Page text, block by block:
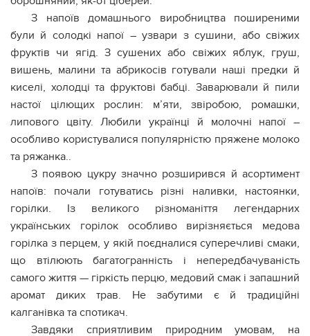
З напоїв домашнього виробництва поширеними
були й солодкі напої – узвари з сушини, або свіжих
фруктів чи ягід. З сушених або свіжих яблук, груш,
вишень, малини та абрикосів готували наші предки й
киселі, холодці та фруктові бабці. Заварювали й пили
настої цілющих рослин: м’яти, звіробою, ромашки,
липового цвіту. Любили українці й молочні напої –
особливо користувалися популярністю пряжене молоко
та ряжанка..
З появою цукру значно розширився й асортимент
напоїв: почали готуватись різні наливки, настоянки,
горілки. Із великого різноманіття легендарних
українських горілок особливо вирізняється медова
горілка з перцем, у якій поєдналися суперечливі смаки,
що втілюють багатогранність і непередбачуваність
самого життя — гіркість перцю, медовий смак і запашний
аромат диких трав. Не забутими є й традиційні
калганівка та спотикач.
Завдяки сприятливим природним умовам, на